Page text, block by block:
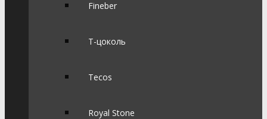
Fineber
Т-цоколь
Tecos
Royal Stone